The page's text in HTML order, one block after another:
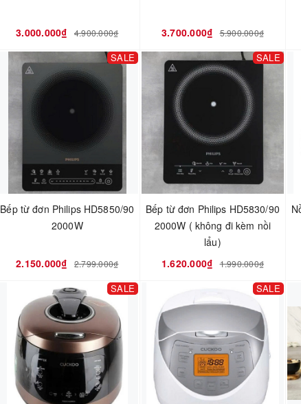
3.000.000₫ 4.900.000₫ 3.700.000₫ 5.900.000₫
SALE
Bếp từ đơn Philips HD5850/90
2000W
2.150.000₫ 2.799.000₫
SALE
Bếp từ đơn Philips HD5830/90
2000W ( không đi kèm nồi
lẩu)
1.620.000₫
1.990.000₫
SALE SALE